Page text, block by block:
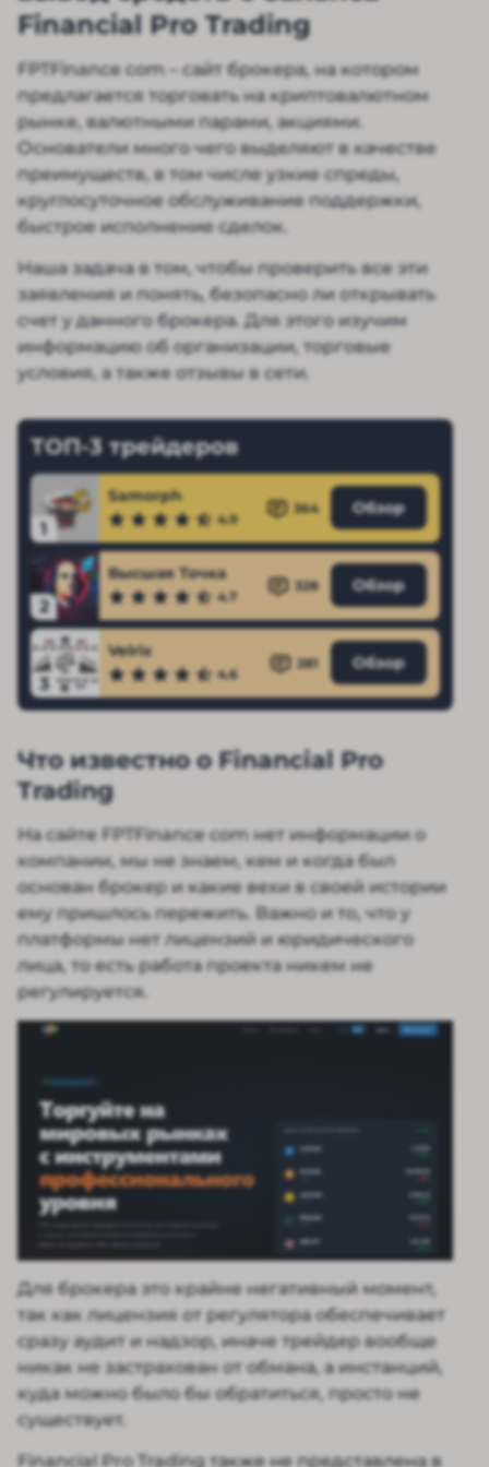
Financial Pro Trading
FPTFinance com – сайт брокера, на котором
предлагается торговать на криптовалютном
рынке, валютными парами, акциями.
Основатели много чего выделяют в качестве
преимуществ, в том числе узкие спреды,
круглосуточное обслуживание поддержки,
быстрое исполнение сделок.
Наша задача в том, чтобы проверить все эти
заявления и понять, безопасно ли открывать
счет у данного брокера. Для этого изучим
информацию об организации, торговые
условия, а также отзывы в сети.
ТОП-3 трейдеров
1
Samorph
4.9
364 Обзор
2
Высшая Точка
4.7
328 Обзор
3
Velrix
4.6
281 Обзор
Что известно о Financial Pro
Trading
На сайте FPTFinance com нет информации о
компании, мы не знаем, кем и когда был
основан брокер и какие вехи в своей истории
ему пришлось пережить. Важно и то, что у
платформы нет лицензий и юридического
лица, то есть работа проекта никем не
регулируется.
Для брокера это крайне негативный момент,
так как лицензия от регулятора обеспечивает
сразу аудит и надзор, иначе трейдер вообще
никак не застрахован от обмана, а инстанций,
куда можно было бы обратиться, просто не
существует.
Financial Pro Trading также не представлена в